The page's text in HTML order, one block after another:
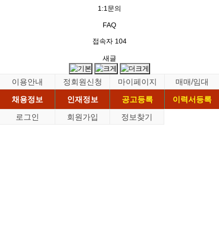
1:1문의
FAQ
접속자 104
새글
이용안내 정회원신청 마이페이지
매매/임대
채용정보
인재정보 공고등록
이력서등록
로그인
회원가입 정보찾기